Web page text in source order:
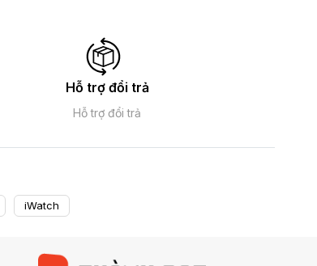
Hỗ trợ đổi trả
Hỗ trợ đổi trả
iWatch